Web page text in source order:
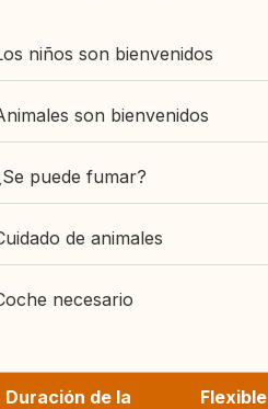
niños son bienvenidos
son bienvenidos
puede fumar?
de animales
necesario
Duración de la
Flexible